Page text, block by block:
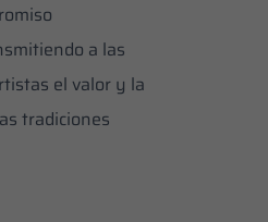
a las
el valor y la
tradiciones